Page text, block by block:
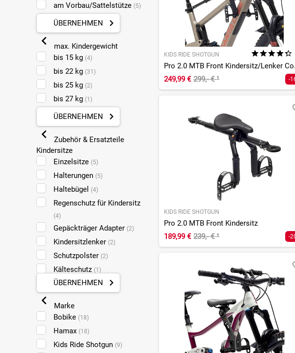
am Vorbau/Sattelstütze (5)
ÜBERNEHMEN
max. Kindergewicht
bis 15 kg (4)
bis 22 kg (31)
bis 25 kg (2)
bis 27 kg (1)
ÜBERNEHMEN
Zubehör & Ersatzteile
Kindersitze
Einzelsitze (5)
Halterungen (5)
Haltebügel (4)
Regenschutz für Kindersitz
(4)
Gepäckträger Adapter (2)
Kindersitzlenker (2)
Schutzpolster (2)
Kälteschutz (1)
Regenponchos für
Kindersitz
Windschutz
ÜBERNEHMEN
Marke
Bobike (18)
Hamax (18)
Kids Ride Shotgun (9)
KIDS RIDE SHOTGUN
Pro
249,99 € 299,- €¹ -
KIDS RIDE SHOTGUN
Pro 2.0 MTB Front Kindersitz
189,99 € 239,- €¹ -